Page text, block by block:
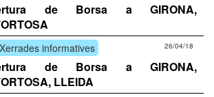
de Borsa a GIRONA,
Xerrades informatives 26/04/18
de Borsa a GIRONA,
LLEIDA